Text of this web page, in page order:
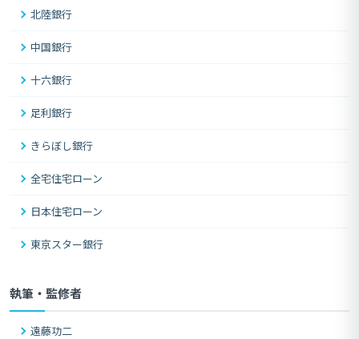
北陸銀行
中国銀行
十六銀行
足利銀行
きらぼし銀行
全宅住宅ローン
日本住宅ローン
東京スター銀行
執筆・監修者
遠藤功二